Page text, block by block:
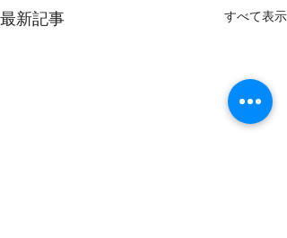
最新記事 すべて表示